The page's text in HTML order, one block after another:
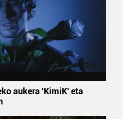
aukera 'KimiK' eta